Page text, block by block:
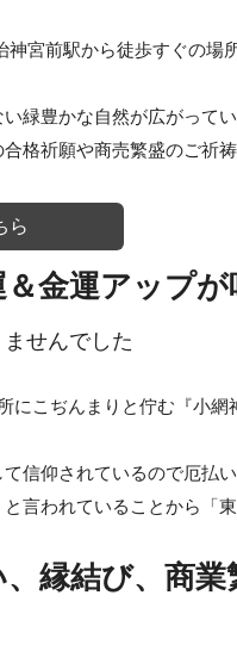
神宮前駅から徒歩すぐの場
緑豊かな自然が広がって
格祈願や商売繁盛のご祈
ら
＆金運アップ
せんでした
にこぢんまりと佇む『小
て信仰されているので厄
言われていることから「
、縁結び、商